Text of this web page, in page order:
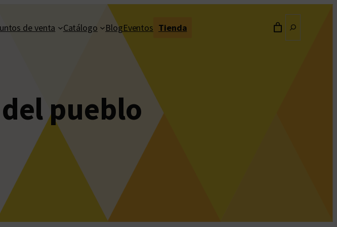
de venta Catálogo BlogEventos Tienda
pueblo